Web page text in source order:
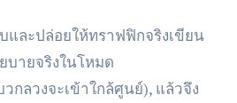
และปล่อยให้ทราฟฟิกจริงเขียน
บายจริงในโหมด
วกลวงจะเข้าใกล้ศูนย์), แล้วจึง